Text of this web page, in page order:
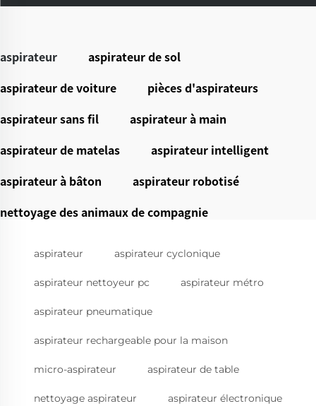
aspirateur
aspirateur de sol
aspirateur de voiture
pièces d'aspirateurs
aspirateur sans fil
aspirateur à main
aspirateur de matelas
aspirateur intelligent
aspirateur à bâton
aspirateur robotisé
nettoyage des animaux de compagnie
aspirateur aspirateur cyclonique
aspirateur nettoyeur pc aspirateur métro
aspirateur pneumatique
aspirateur rechargeable pour la maison
micro-aspirateur aspirateur de table
nettoyage aspirateur aspirateur électronique